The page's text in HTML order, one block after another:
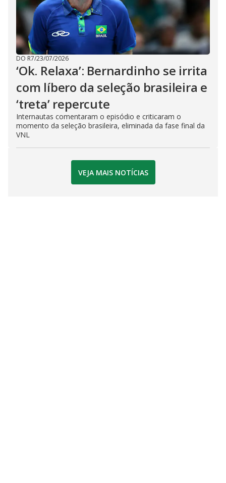
DO R7/23/07/2026
‘Ok. Relaxa’: Bernardinho se irrita
com líbero da seleção brasileira e
‘treta’ repercute
Internautas comentaram o episódio e criticaram o
momento da seleção brasileira, eliminada da fase final da
VNL
VEJA MAIS NOTÍCIAS